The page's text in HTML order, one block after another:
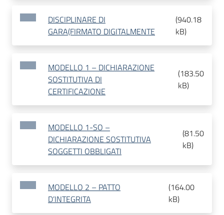
DISCIPLINARE DI
GARA(FIRMATO DIGITALMENTE
(940.18
kB)
MODELLO 1 – DICHIARAZIONE
SOSTITUTIVA DI
CERTIFICAZIONE
(183.50
kB)
MODELLO 1-SO –
DICHIARAZIONE SOSTITUTIVA
SOGGETTI OBBLIGATI
(81.50
kB)
MODELLO 2 – PATTO
D’INTEGRITA
(164.00
kB)